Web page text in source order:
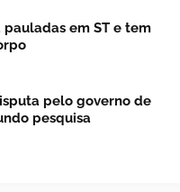
em ST e tem
pelo governo de
pesquisa